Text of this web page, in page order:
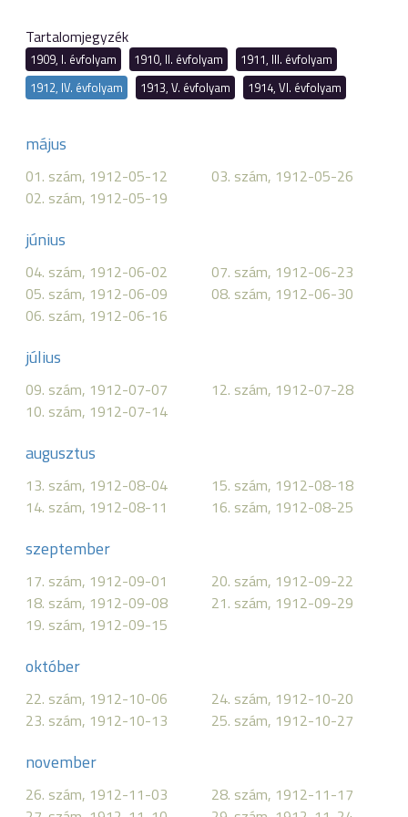
Tartalomjegyzék
1909, I. évfolyam 1910, II. évfolyam
1911, III. évfolyam
1912, IV. évfolyam
1913, V. évfolyam 1914, VI. évfolyam
május
01. szám, 1912-05-12
02. szám, 1912-05-19
03. szám, 1912-05-26
június
04. szám, 1912-06-02
05. szám, 1912-06-09
06. szám, 1912-06-16
07. szám, 1912-06-23
08. szám, 1912-06-30
július
09. szám, 1912-07-07
10. szám, 1912-07-14
12. szám, 1912-07-28
augusztus
13. szám, 1912-08-04
14. szám, 1912-08-11
15. szám, 1912-08-18
16. szám, 1912-08-25
szeptember
17. szám, 1912-09-01
18. szám, 1912-09-08
19. szám, 1912-09-15
20. szám, 1912-09-22
21. szám, 1912-09-29
október
22. szám, 1912-10-06
23. szám, 1912-10-13
24. szám, 1912-10-20
25. szám, 1912-10-27
november
26. szám, 1912-11-03
28. szám, 1912-11-17